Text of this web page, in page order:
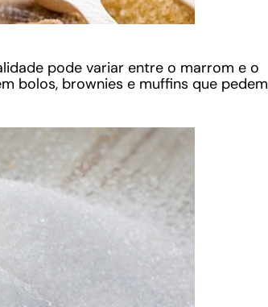
pode variar entre o marrom e o
bolos, brownies e muffins que pedem